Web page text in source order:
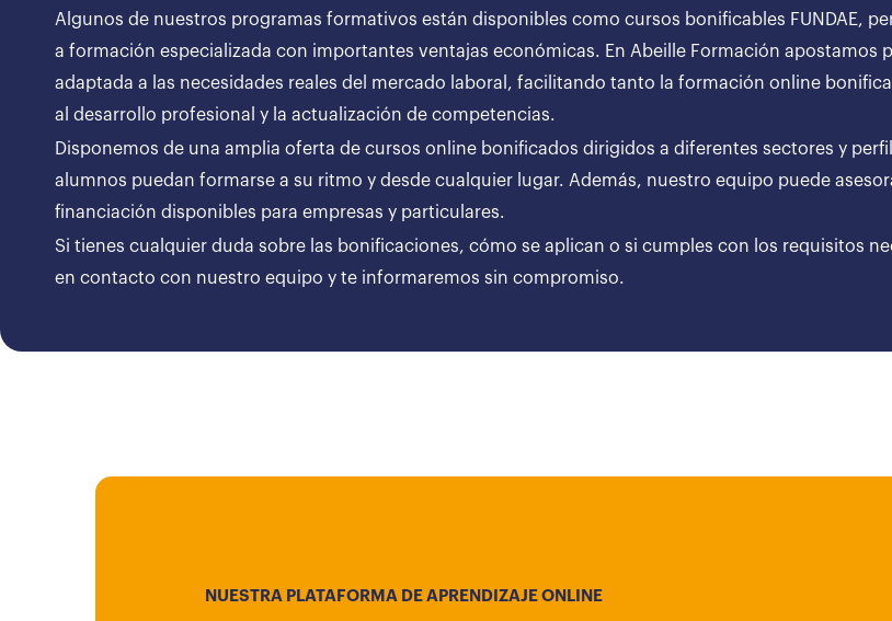
Algunos de nuestros programas formativos están disponibles como cursos bonificables FUNDAE,
a formación especializada con importantes ventajas económicas. En Abeille Formación apostamos
adaptada a las necesidades reales del mercado laboral, facilitando tanto la formación online
al desarrollo profesional y la actualización de competencias.
Disponemos de una amplia oferta de cursos online bonificados dirigidos a diferentes sectores y
alumnos puedan formarse a su ritmo y desde cualquier lugar. Además, nuestro equipo puede
financiación disponibles para empresas y particulares.
Si tienes cualquier duda sobre las bonificaciones, cómo se aplican o si cumples con los requisitos
en contacto con nuestro equipo y te informaremos sin compromiso.
NUESTRA PLATAFORMA DE APRENDIZAJE ONLINE